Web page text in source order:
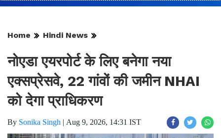
Home Hindi News
नोएडा एयरपोर्ट के लिए बनेगा नया
एक्सप्रेसवे, 22 गांवों की जमीन NHAI
को देगा प्राधिकरण
By Sonika Singh | Aug 9, 2026, 14:31 IST